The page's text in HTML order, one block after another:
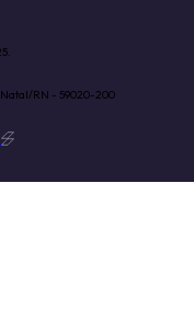
Natal/RN - 59020-200